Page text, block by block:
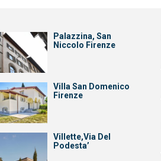
Palazzina, San
Niccolo Firenze
Villa San Domenico
Firenze
Villette,Via Del
Podesta’